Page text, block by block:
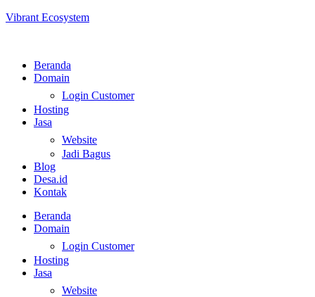
Vibrant Ecosystem
Beranda
Domain
Login Customer
Hosting
Jasa
Website
Jadi Bagus
Blog
Desa.id
Kontak
Beranda
Domain
Login Customer
Hosting
Jasa
Website